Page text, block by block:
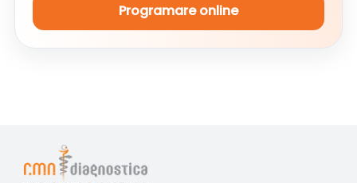
Programare online